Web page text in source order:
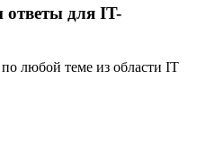
для IT-
любой теме из области IT